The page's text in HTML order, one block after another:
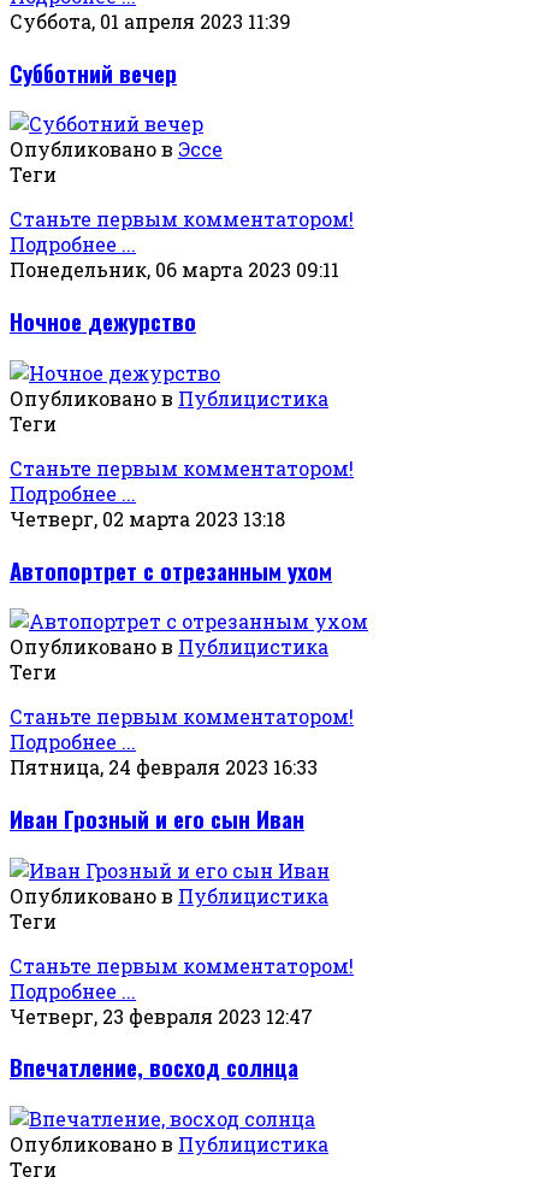
Суббота, 01 апреля 2023 11:39
Субботний вечер
Опубликовано в Эссе
Теги
Станьте первым комментатором!
Подробнее ...
Понедельник, 06 марта 2023 09:11
Ночное дежурство
Опубликовано в Публицистика
Теги
Станьте первым комментатором!
Подробнее ...
Четверг, 02 марта 2023 13:18
Автопортрет с отрезанным ухом
Опубликовано в Публицистика
Теги
Станьте первым комментатором!
Подробнее ...
Пятница, 24 февраля 2023 16:33
Иван Грозный и его сын Иван
Опубликовано в Публицистика
Теги
Станьте первым комментатором!
Подробнее ...
Четверг, 23 февраля 2023 12:47
Впечатление, восход солнца
Опубликовано в Публицистика
Теги